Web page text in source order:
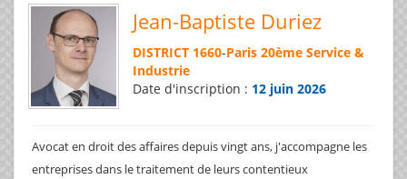
Jean-Baptiste Duriez
DISTRICT 1660-Paris 20ème Service &
Industrie
Date d'inscription : 12 juin 2026
Avocat en droit des affaires depuis vingt ans, j'accompagne les
entreprises dans le traitement de leurs contentieux